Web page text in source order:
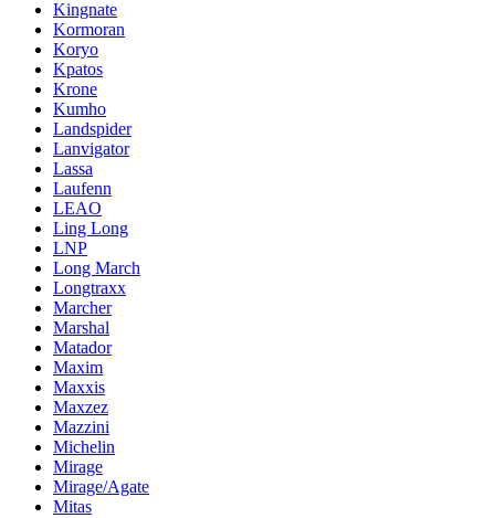
Kingnate
Kormoran
Koryo
Kpatos
Krone
Kumho
Landspider
Lanvigator
Lassa
Laufenn
LEAO
Ling Long
LNP
Long March
Longtraxx
Marcher
Marshal
Matador
Maxim
Maxxis
Maxzez
Mazzini
Michelin
Mirage
Mirage/Agate
Mitas